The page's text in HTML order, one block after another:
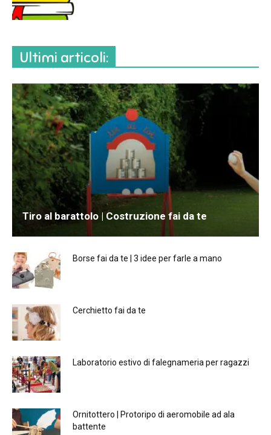
Ultimi articoli:
Tiro al barattolo | Costruzione fai da te
Borse fai da te | 3 idee per farle a mano
Cerchietto fai da te
Laboratorio estivo di falegnameria per ragazzi
Ornitottero | Protoripo di aeromobile ad ala
battente